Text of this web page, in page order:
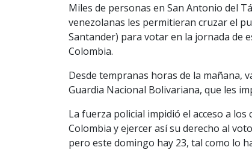
Miles de personas en San Antonio del
venezolanas les permitieran cruzar el
Santander) para votar en la jornada de
Colombia.
Desde tempranas horas de la mañana,
Guardia Nacional Bolivariana, que les
La fuerza policial impidió el acceso a
Colombia y ejercer así su derecho al
pero este domingo hay 23, tal como lo